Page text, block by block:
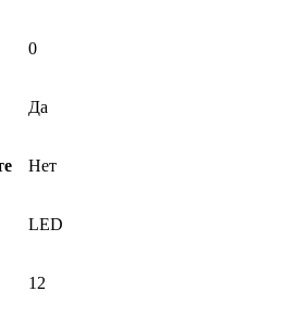
0
Да
Нет
LED
12